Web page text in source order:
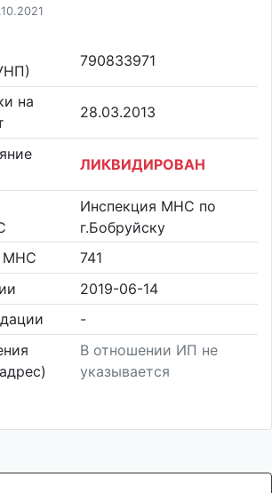
790833971
на
28.03.2013
ЛИКВИДИРОВАН
Инспекция МНС по
г.Бобруйску
МНС
741
2019-06-14
-
В отношении ИП не
указывается